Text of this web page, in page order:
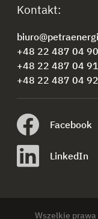
Kontakt:
+48 22 487 04 90
+48 22 487 04 91
+48 22 487 04 92
Facebook
LinkedIn
Wszelkie